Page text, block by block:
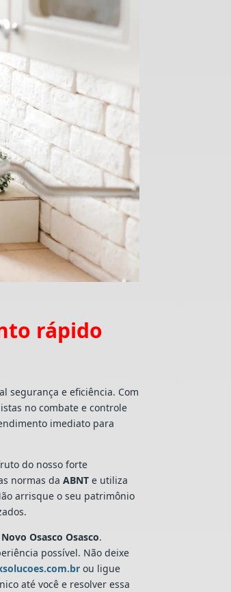
rápido
segurança e eficiência. Com
no combate e controle
imediato para
do nosso forte
normas daABNT e utiliza
arrisque o seu patrimônio
Osasco Osasco.
possível. Não deixe
ou ligue
até você e resolver essa